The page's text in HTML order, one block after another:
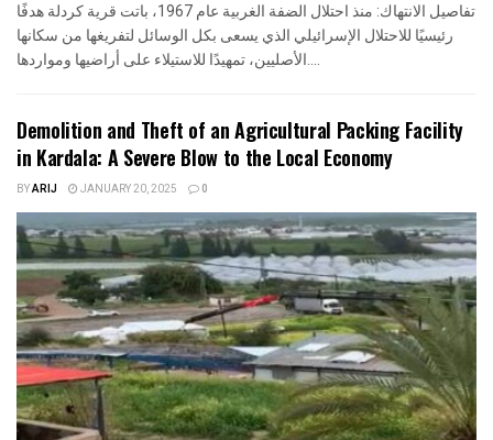
تفاصيل الانتهاك: منذ احتلال الضفة الغربية عام 1967، باتت قرية كردلة هدفًا
رئيسيًا للاحتلال الإسرائيلي الذي يسعى بكل الوسائل لتفريغها من سكانها
Demolition and Theft of an Agricultural Packing Facility
in Kardala: A Severe Blow to the Local Economy
BYARIJ JANUARY 20, 2025 0